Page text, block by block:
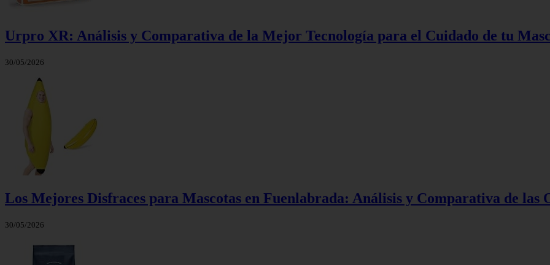
Urpro XR: Análisis y Comparativa de la Mejor Tecnología para el Cuidado de tu
30/05/2026
Los Mejores Disfraces para Mascotas en Fuenlabrada: Análisis y Comparativa de las
30/05/2026